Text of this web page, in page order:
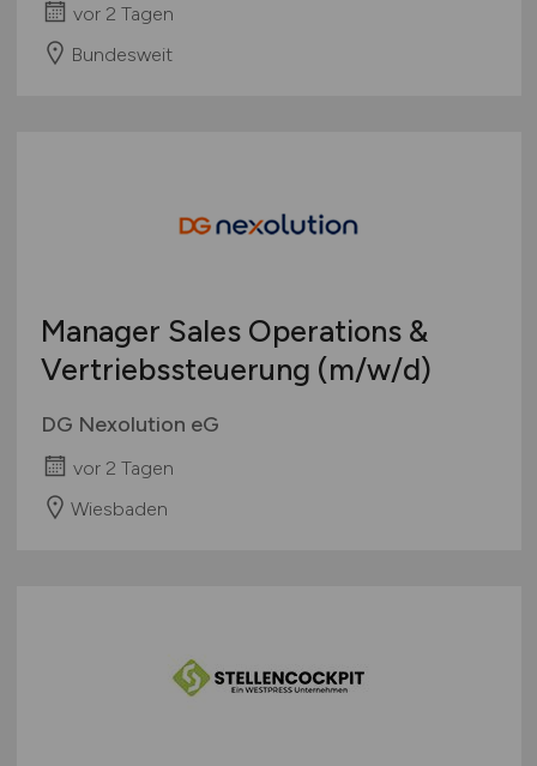
vor 2 Tagen
Bundesweit
Manager Sales Operations &
Vertriebssteuerung (m/w/d)
DG Nexolution eG
vor 2 Tagen
Wiesbaden